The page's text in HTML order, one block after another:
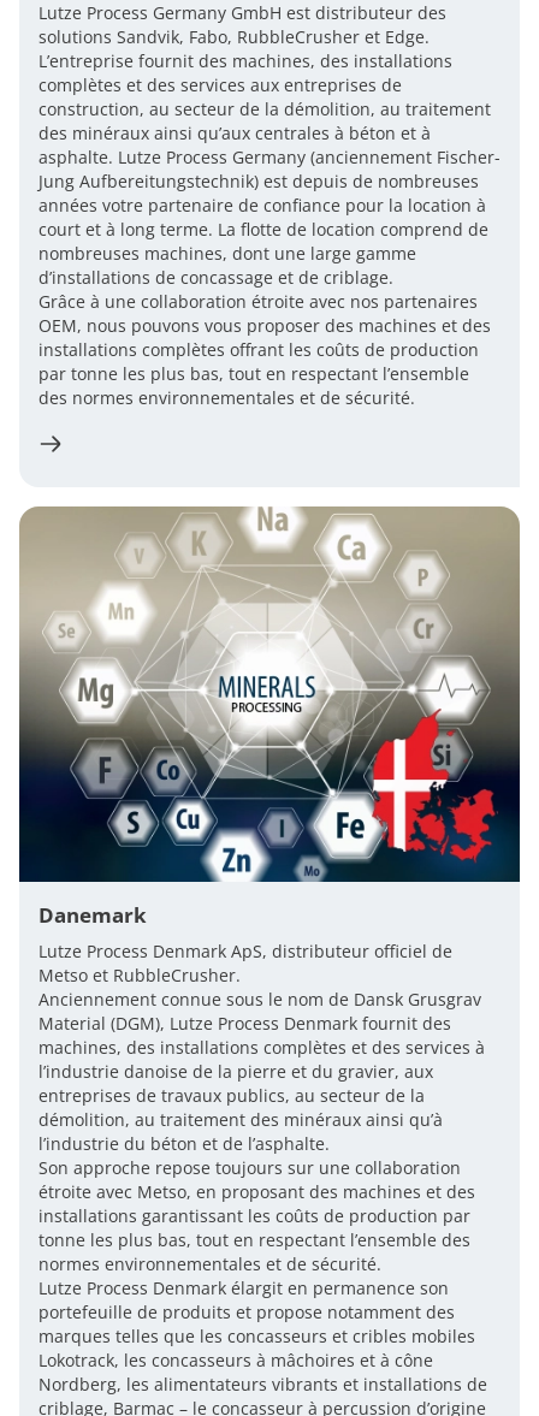
Lutze Process Germany GmbH est distributeur des
solutions Sandvik, Fabo, RubbleCrusher et Edge.
L’entreprise fournit des machines, des installations
complètes et des services aux entreprises de
construction, au secteur de la démolition, au traitement
des minéraux ainsi qu’aux centrales à béton et à
asphalte. Lutze Process Germany (anciennement Fischer-
Jung Aufbereitungstechnik) est depuis de nombreuses
années votre partenaire de confiance pour la location à
court et à long terme. La flotte de location comprend de
nombreuses machines, dont une large gamme
d’installations de concassage et de criblage.
Grâce à une collaboration étroite avec nos partenaires
OEM, nous pouvons vous proposer des machines et des
installations complètes offrant les coûts de production
par tonne les plus bas, tout en respectant l’ensemble
des normes environnementales et de sécurité.
Danemark
Lutze Process Denmark ApS, distributeur officiel de
Metso et RubbleCrusher.
Anciennement connue sous le nom de Dansk Grusgrav
Material (DGM), Lutze Process Denmark fournit des
machines, des installations complètes et des services à
l’industrie danoise de la pierre et du gravier, aux
entreprises de travaux publics, au secteur de la
démolition, au traitement des minéraux ainsi qu’à
l’industrie du béton et de l’asphalte.
Son approche repose toujours sur une collaboration
étroite avec Metso, en proposant des machines et des
installations garantissant les coûts de production par
tonne les plus bas, tout en respectant l’ensemble des
normes environnementales et de sécurité.
Lutze Process Denmark élargit en permanence son
portefeuille de produits et propose notamment des
marques telles que les concasseurs et cribles mobiles
Lokotrack, les concasseurs à mâchoires et à cône
Nordberg, les alimentateurs vibrants et installations de
criblage, Barmac – le concasseur à percussion d’origine